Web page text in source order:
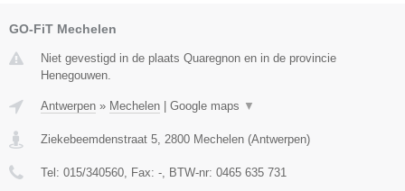
GO-FiT Mechelen
Niet gevestigd in de plaats Quaregnon en in de provincie
Henegouwen.
Antwerpen » Mechelen | Google maps ▼
Ziekebeemdenstraat 5 2800 Mechelen (Antwerpen)
Tel: 015/340560 , Fax: - , BTW-nr: 0465 635 731